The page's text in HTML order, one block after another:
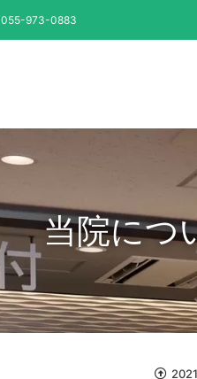
055-973-0883
当院につ